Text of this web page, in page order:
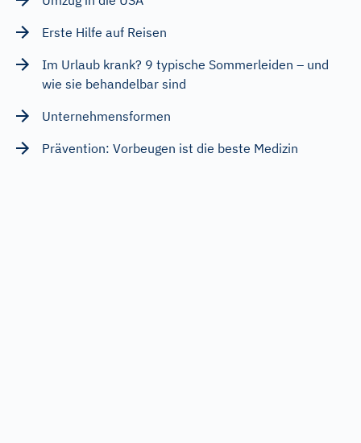
Erste Hilfe auf Reisen
Im Urlaub krank? 9 typische Sommerleiden – und
wie sie behandelbar sind
Unternehmensformen
Prävention: Vorbeugen ist die beste Medizin